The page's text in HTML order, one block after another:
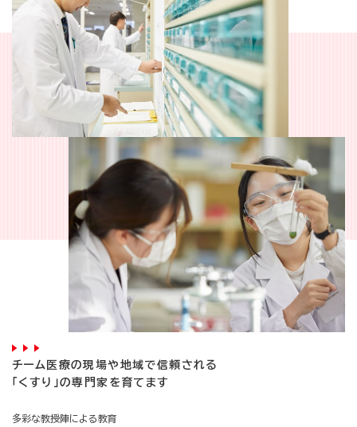
チーム医療の現場や地域で信頼される
「くすり」の専門家を育てます
多彩な教授陣による教育